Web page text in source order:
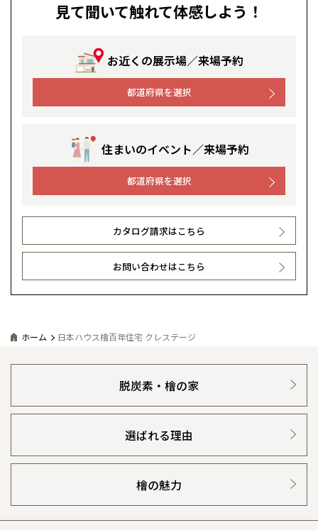
見て聞いて触れて体感しよう！
お近くの展示場／来場予約
都道府県を選択
住まいのイベント／来場予約
都道府県を選択
カタログ請求はこちら
お問い合わせはこちら
ホーム 日本ハウス檜百年住宅 クレステージ
脱炭素・檜の家
選ばれる理由
檜の魅力